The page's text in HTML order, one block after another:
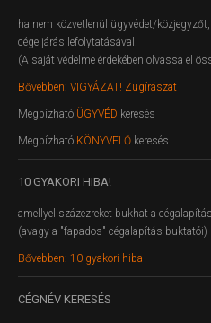
ha nem közvetlenül ügyvédet/
cégeljárás lefolytatásával.
(A saját védelme érdekében olvassa el
Bővebben: VIGYÁZAT! Zugírászat
Megbízható ÜGYVÉD keresés
Megbízható KÖNYVELŐ keresés
10 GYAKORI HIBA!
amellyel százezreket bukhat a
(avagy a "fapados" cégalapítás buktatói)
Bővebben: 10 gyakori hiba
CÉGNÉV KERESÉS